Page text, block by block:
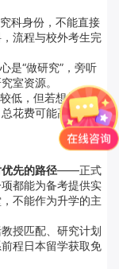
科身份，不能直接
流程与校外考生完
是“做研究”，旁听
室资源。
低，但若想长期学
花费可能高于研究
先的路径——正式
都能为备考提供实
不能作为升学的主
授匹配、研究计划
程日本留学获取免